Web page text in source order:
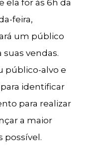
ela for às 6h da
feira,
um público
vendas.
público-alvo e
identificar
para realizar
a maior
possível.